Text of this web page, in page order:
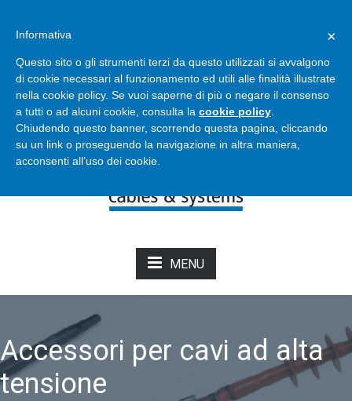
NOVITÀ DAL CATALOGO
MENU
Accessori per cavi ad alta
tensione
×
Informativa
Questo sito o gli strumenti terzi da questo utilizzati si avvalgono
di cookie necessari al funzionamento ed utili alle finalità illustrate
nella cookie policy. Se vuoi saperne di più o negare il consenso
a tutti o ad alcuni cookie, consulta la cookie policy
Chiudendo questo banner, scorrendo questa pagina, cliccando
su un link o proseguendo la navigazione in altra maniera,
acconsenti all’uso dei cookie.